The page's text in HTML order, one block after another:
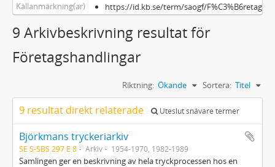
Källanmärkning(ar)
https://id.kb.se/term/saogf/
9 Arkivbeskrivning resultat för
Företagshandlingar
Sortera: Titel
Riktning: Ökande
9 resultat direkt relaterade Uteslut snävare termer
Björkmans tryckeriarkiv
SE S-SBS 297 E 8 Arkiv 1954-1970, 1982-1989
Samlingen ger en beskrivning av hela tryckprocessen hos en